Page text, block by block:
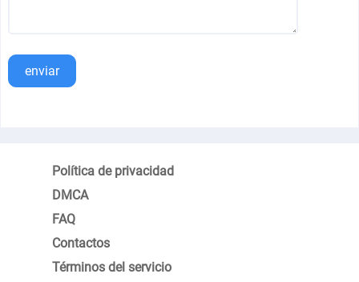
enviar
Política de privacidad
DMCA
FAQ
Contactos
Términos del servicio